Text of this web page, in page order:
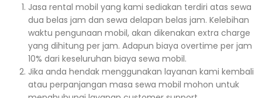
Jasa rental mobil yang kami sediakan terdiri atas sewa
dua belas jam dan sewa delapan belas jam. Kelebihan
waktu pengunaan mobil, akan dikenakan extra charge
yang dihitung per jam. Adapun biaya overtime per jam
10% dari keseluruhan biaya sewa mobil.
Jika anda hendak menggunakan layanan kami kembali
atau perpanjangan masa sewa mobil mohon untuk